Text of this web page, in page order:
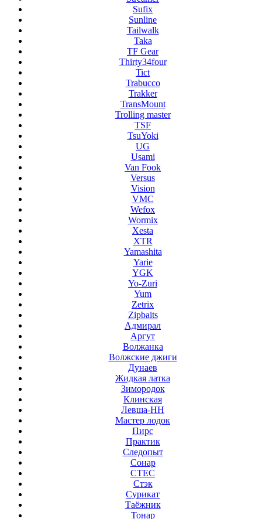
Sufix
Sunline
Tailwalk
Taka
TF Gear
Thirty34four
Tict
Trabucco
Trakker
TransMount
Trolling master
TSF
TsuYoki
UG
Usami
Van Fook
Versus
Vision
VMC
Wefox
Wormix
Xesta
XTR
Yamashita
Yarie
YGK
Yo-Zuri
Yum
Zetrix
Zipbaits
Адмирал
Аргут
Волжанка
Волжские джиги
Дунаев
Жидкая латка
Зимородок
Клинская
Левша-НН
Мастер лодок
Пирс
Практик
Следопыт
Сонар
СТЕС
Стэк
Сурикат
Таёжник
Тонар